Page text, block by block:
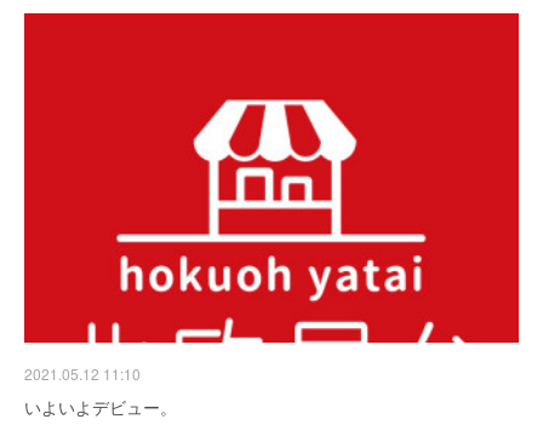
2021.05.12 11:10
いよいよデビュー。